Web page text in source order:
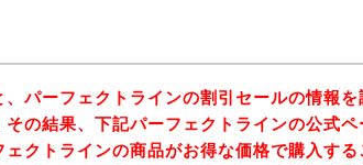
、パーフェクトラインの割引セールの情報を
その結果、下記パーフェクトラインの公式ペ
ェクトラインの商品がお得な価格で購入する